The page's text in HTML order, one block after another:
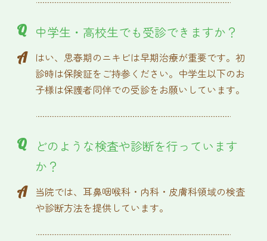
Q 中学生・高校生でも受診できますか？
A
はい、思春期のニキビは早期治療が重要です。初
診時は保険証をご持参ください。中学生以下のお
子様は保護者同伴での受診をお願いしています。
Q
どのような検査や診断を行っています
か？
A
当院では、耳鼻咽喉科・内科・皮膚科領域の検査
や診断方法を提供しています。